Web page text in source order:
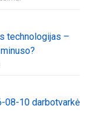
technologijas –
08-10 darbotvarkė